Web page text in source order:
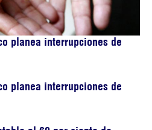
planea interrupciones de
planea interrupciones de